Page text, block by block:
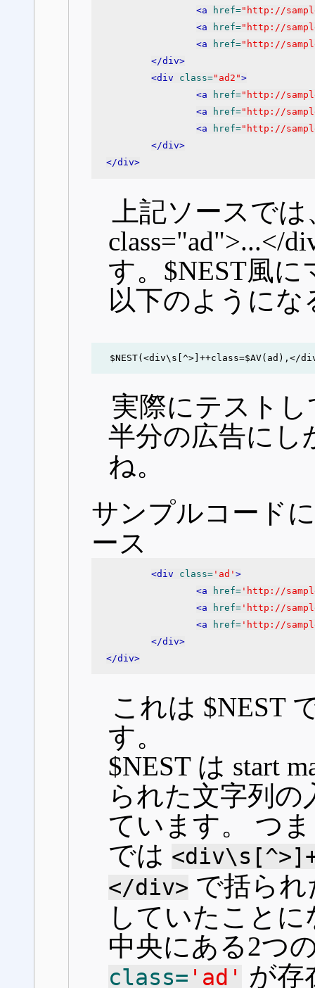
<a href="http://
<a href="http://
<a href="http://
</div>
<div class="ad2">
<a href="http://
<a href="http://
<a href="http://
</div>
</div>
上記ソースで
class="ad">...</
す。$NEST風
以下のように
実際にテスト
半分の広告にし
ね。
サンプルコード
ース
<div class='ad' >
<a href='http://
<a href='http://
<a href='http://
</div>
</div>
これは $NEST
す。
$NEST は start
られた文字列
ています。 つ
では
</div> で括ら
していたこと
中央にある2つ
class= 'ad' が存